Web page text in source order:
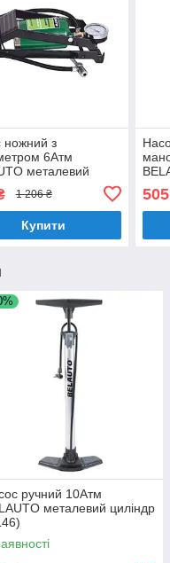
ножний з
6Атм
металевий
1 206 ₴
Купити
505
ручний 10Атм
металевий циліндр